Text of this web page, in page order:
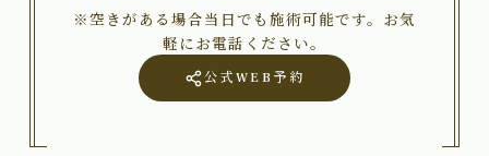
※空きがある場合当日でも施術可能です。お気
軽にお電話ください。
公式WEB予約